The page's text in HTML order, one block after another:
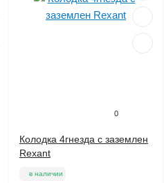
0
Колодка 4гнезда с заземлен
Rexant
в наличии